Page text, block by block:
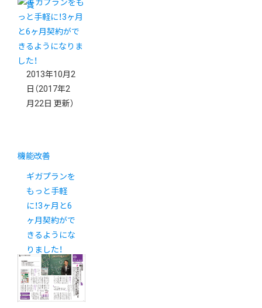
賞
2013年10月2
日 （2017年2
月22日 更新）
機能改善
ギガプランを
もっと手軽
に！3ヶ月と6
ヶ月契約がで
きるようにな
りました！